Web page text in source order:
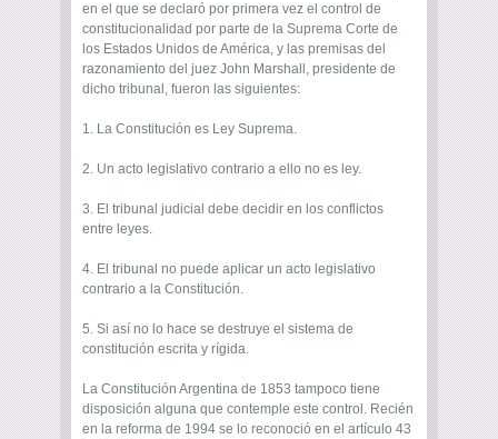
en el que se declaró por primera vez el control de
constitucionalidad por parte de la Suprema Corte de
los Estados Unidos de América, y las premisas del
razonamiento del juez John Marshall, presidente de
dicho tribunal, fueron las siguientes:
1. La Constitución es Ley Suprema.
2. Un acto legislativo contrario a ello no es ley.
3. El tribunal judicial debe decidir en los conflictos
entre leyes.
4. El tribunal no puede aplicar un acto legislativo
contrario a la Constitución.
5. Si así no lo hace se destruye el sistema de
constitución escrita y rígida.
La Constitución Argentina de 1853 tampoco tiene
disposición alguna que contemple este control. Recién
en la reforma de 1994 se lo reconoció en el artículo 43